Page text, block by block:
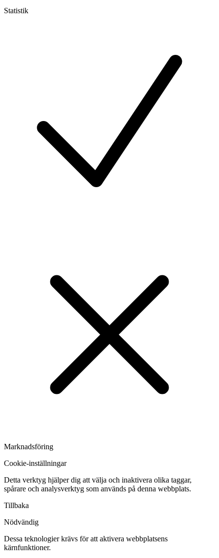
Statistik
Marknadsföring
Cookie-inställningar
Detta verktyg hjälper dig att välja och inaktivera olika taggar,
spårare och analysverktyg som används på denna webbplats.
Tillbaka
Nödvändig
Dessa teknologier krävs för att aktivera webbplatsens
kärnfunktioner.